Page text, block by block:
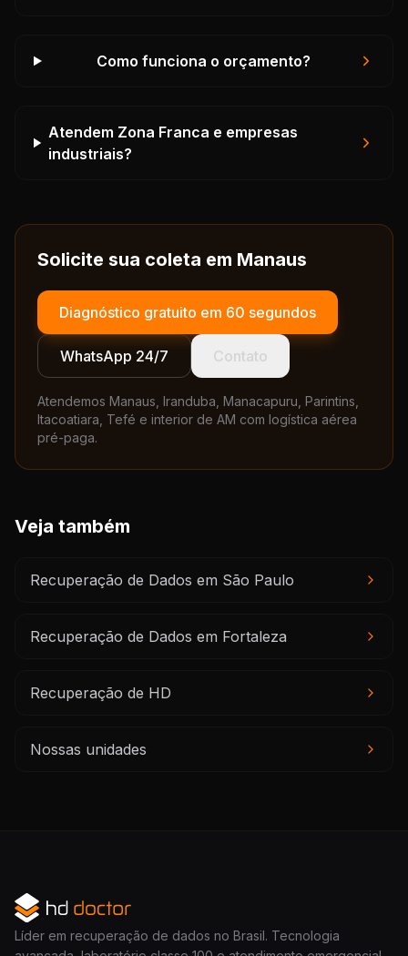
Como funciona o orçamento?
Atendem Zona Franca e empresas
industriais?
Solicite sua coleta em Manaus
Diagnóstico gratuito em 60 segundos
WhatsApp 24/7 Contato
Atendemos Manaus, Iranduba, Manacapuru, Parintins,
Itacoatiara, Tefé e interior de AM com logística aérea
pré-paga.
Veja também
Recuperação de Dados em São Paulo
Recuperação de Dados em Fortaleza
Recuperação de HD
Nossas unidades
Líder em recuperação de dados no Brasil. Tecnologia